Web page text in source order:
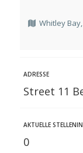
Whitley
ADRESSE
Street 11
AKTUELLE
0